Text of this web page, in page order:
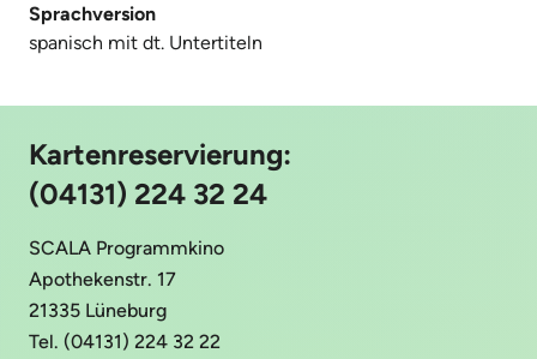
Sprachversion
spanisch mit dt. Untertiteln
Kartenreservierung:
(04131) 224 32 24
SCALA Programmkino
Apothekenstr. 17
21335 Lüneburg
Tel. (04131) 224 32 22